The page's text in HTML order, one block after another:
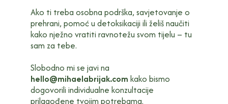
Ako ti treba osobna podrška, savjetovanje o
prehrani, pomoć u detoksikaciji ili želiš naučiti
kako nježno vratiti ravnotežu svom tijelu – tu
sam za tebe.
Slobodno mi se javi na
hello@mihaelabrijak.com kako bismo
dogovorili individualne konzultacije
prilagođene tvojim potrebama.